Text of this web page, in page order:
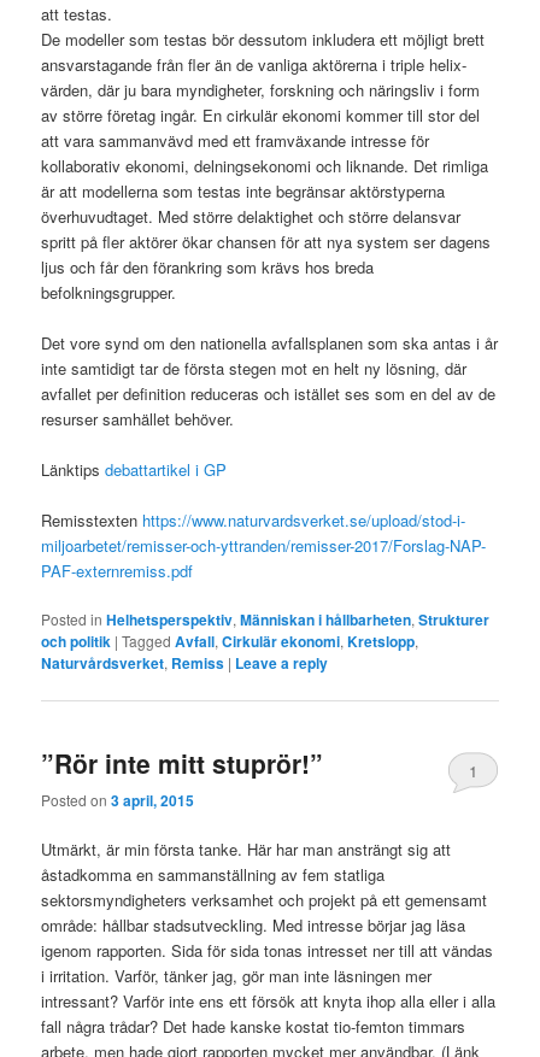
att testas.
De modeller som testas bör dessutom inkludera ett möjligt brett
ansvarstagande från fler än de vanliga aktörerna i triple helix-
värden, där ju bara myndigheter, forskning och näringsliv i form
av större företag ingår. En cirkulär ekonomi kommer till stor del
att vara sammanvävd med ett framväxande intresse för
kollaborativ ekonomi, delningsekonomi och liknande. Det rimliga
är att modellerna som testas inte begränsar aktörstyperna
överhuvudtaget. Med större delaktighet och större delansvar
spritt på fler aktörer ökar chansen för att nya system ser dagens
ljus och får den förankring som krävs hos breda
befolkningsgrupper.
Det vore synd om den nationella avfallsplanen som ska antas i år
inte samtidigt tar de första stegen mot en helt ny lösning, där
avfallet per definition reduceras och istället ses som en del av de
resurser samhället behöver.
Länktipsdebattartikel i GP
Remisstexten https://www.naturvardsverket.se/upload/stod-i-
miljoarbetet/remisser-och-yttranden/remisser-2017/Forslag-NAP-
PAF-externremiss.pdf
Posted in Helhetsperspektiv,Människan i hållbarheten,Strukturer
och politik |Tagged Avfall,Cirkulär ekonomi,Kretslopp,
Naturvårdsverket, Remiss | Leave a reply
”Rör inte mitt stuprör!”
Posted on3 april, 2015
1
Utmärkt, är min första tanke. Här har man ansträngt sig att
åstadkomma en sammanställning av fem statliga
sektorsmyndigheters verksamhet och projekt på ett gemensamt
område: hållbar stadsutveckling. Med intresse börjar jag läsa
igenom rapporten. Sida för sida tonas intresset ner till att vändas
i irritation. Varför, tänker jag, gör man inte läsningen mer
intressant? Varför inte ens ett försök att knyta ihop alla eller i alla
fall några trådar? Det hade kanske kostat tio-femton timmars
arbete, men hade gjort rapporten mycket mer användbar. (Länk